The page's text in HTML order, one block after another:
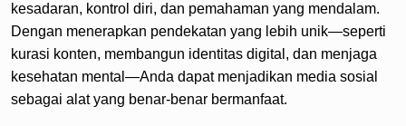
kesadaran, kontrol diri, dan pemahaman yang mendalam.
Dengan menerapkan pendekatan yang lebih unik—seperti
kurasi konten, membangun identitas digital, dan menjaga
kesehatan mental—Anda dapat menjadikan media sosial
sebagai alat yang benar-benar bermanfaat.